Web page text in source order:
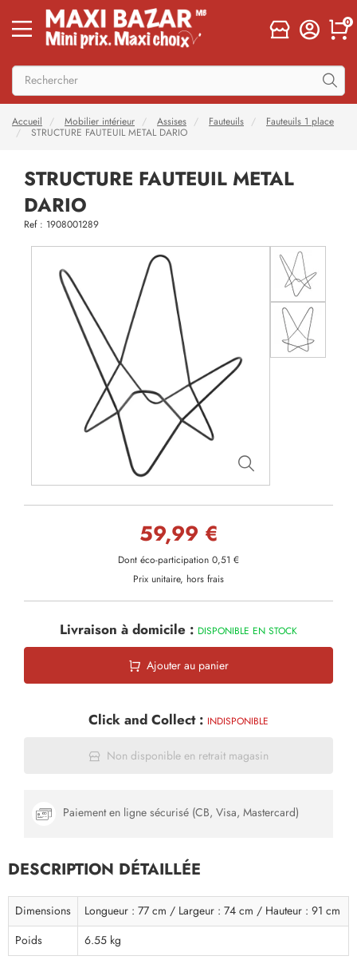
0
Accueil Mobilier intérieur Assises Fauteuils
Fauteuils 1 place
STRUCTURE FAUTEUIL METAL DARIO
STRUCTURE FAUTEUIL METAL
DARIO
Ref : 1908001289
59,99 €
Dont éco-participation 0,51 €
Prix unitaire, hors frais
Livraison à domicile : DISPONIBLE EN STOCK
Ajouter au panier
Click and Collect : INDISPONIBLE
Non disponible en retrait magasin
Paiement en ligne sécurisé (CB, Visa, Mastercard)
DESCRIPTION DÉTAILLÉE
Dimensions
Longueur : 77 cm / Largeur : 74 cm / Hauteur : 91 cm
Poids
6.55 kg